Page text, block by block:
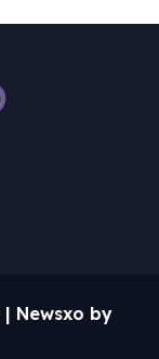
| Newsxo by